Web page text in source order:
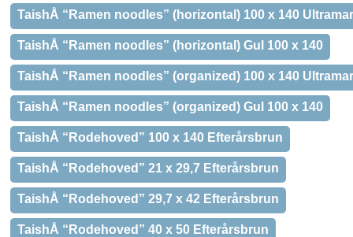
TaishÅ “Ramen noodles” (horizontal) 100 x 140
TaishÅ “Ramen noodles” (horizontal) Gul 100 x 140
TaishÅ “Ramen noodles” (organized) 100 x 140
TaishÅ “Ramen noodles” (organized) Gul 100 x 140
TaishÅ “Rodehoved” 100 x 140 Efterårsbrun
TaishÅ “Rodehoved” 21 x 29,7 Efterårsbrun
TaishÅ “Rodehoved” 29,7 x 42 Efterårsbrun
TaishÅ “Rodehoved” 40 x 50 Efterårsbrun